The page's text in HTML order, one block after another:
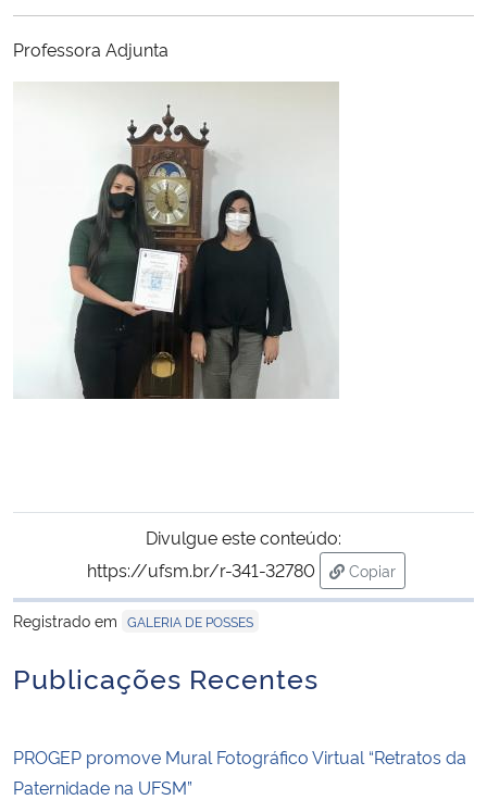
Ministério da Cidadania
Ministério de Minas e Energia
Ministério da Ciência, Tecnologia, Inovações e Comunicações
Ministério do Meio Ambiente
Ministério do Turismo
Ministério do Desenvolvimento Regional
Secretaria de Governo
Banco Central do Brasil
Professora Adjunta
Divulgue este conteúdo:
https://ufsm.br/r-341-32780
Copiar
para área de
Registrado em GALERIA DE POSSES
Publicações Recentes
PROGEP promove Mural Fotográfico Virtual “Retratos da
Paternidade na UFSM”